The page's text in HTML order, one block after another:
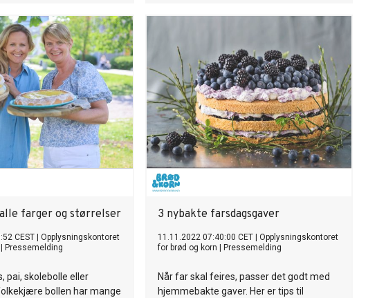
farger og størrelser
CEST
Opplysningskontoret
Pressemelding
pai, skolebolle eller
bollen har mange
3 nybakte farsdagsgaver
11.11.2022 07:40:00 CET
Opplysningskontoret
for brød og korn
Pressemelding
Når far skal feires, passer det godt med
hjemmebakte gaver. Her er tips til